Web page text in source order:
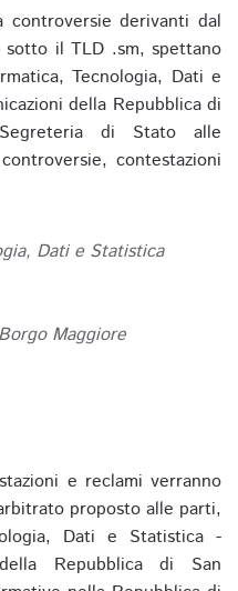
derivanti dal
il TLD .sm, spettano
Tecnologia, Dati e
della Repubblica di
di Stato alle
contestazioni
Dati e Statistica
Maggiore
e reclami verranno
proposto alle parti,
Dati e Statistica -
Repubblica di San